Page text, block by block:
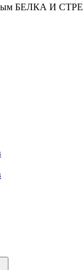
БЕЛКА И